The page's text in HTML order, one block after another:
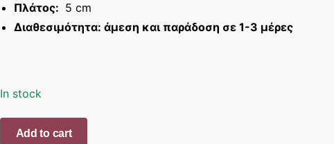
Πλάτος: 5 cm
Διαθεσιμότητα: άμεση και παράδοση σε 1-3 μέρες
In stock
BYBLOS-
Add to cart